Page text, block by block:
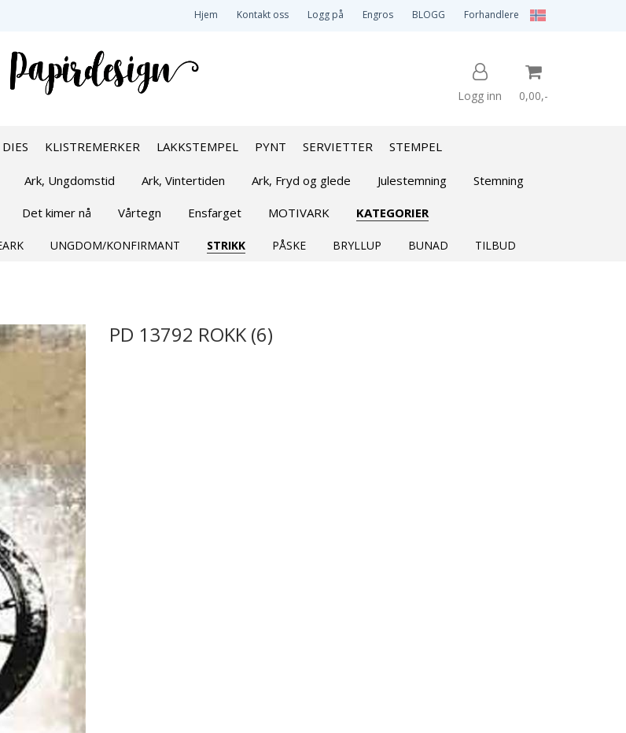
Hjem Kontakt oss Logg på Engros BLOGG Forhandlere
Logg inn 0,00,-
DIES KLISTREMERKER LAKKSTEMPEL PYNT SERVIETTER STEMPEL
Ark, Ungdomstid Ark, Vintertiden Ark, Fryd og glede Julestemning Stemning
Det kimer nå Vårtegn Ensfarget MOTIVARK KATEGORIER
UNGDOM/KONFIRMANT STRIKK PÅSKE BRYLLUP BUNAD TILBUD
PD 13792 ROKK (6)